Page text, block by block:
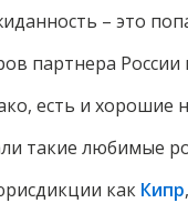
– это
партнера
есть и хорошие
такие любимые
как Кипр,